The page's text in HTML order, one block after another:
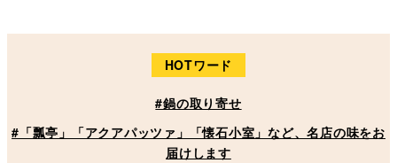
HOTワード
#鍋の取り寄せ
#「瓢亭」「アクアパッツァ」「懐石小室」など、名店の味をお
届けします